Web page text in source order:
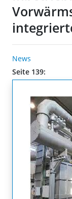
News
Seite 139: